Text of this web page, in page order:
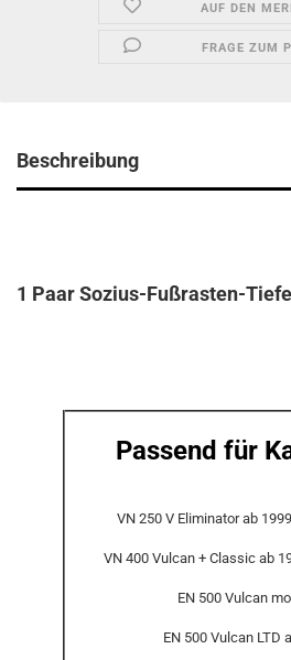
AUF DEN
FRAGE ZUM
Beschreibung
1 Paar Sozius-Fußrasten-
Passend für
VN 250 V Eliminator ab
VN 400 Vulcan + Classic ab
EN 500 Vulcan
EN 500 Vulcan LTD